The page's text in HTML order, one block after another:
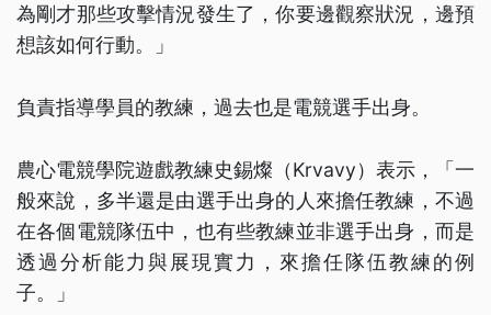
為剛才那些攻擊情況發生了，你要邊觀察狀況，邊預
想該如何行動。」
負責指導學員的教練，過去也是電競選手出身。
農心電競學院遊戲教練史錫燦（Krvavy）表示，「一
般來說，多半還是由選手出身的人來擔任教練，不過
在各個電競隊伍中，也有些教練並非選手出身，而是
透過分析能力與展現實力，來擔任隊伍教練的例
子。」